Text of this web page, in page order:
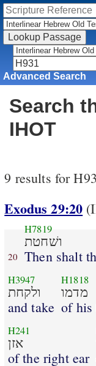
Advanced Search
Search
IHOT
9 results for
Exodus 29:20
20
H7819
ושׁחטת
Then shalt
H3947
ולקחת
and take
H1818
מדמו
of his
H241
אזן
of the right ear